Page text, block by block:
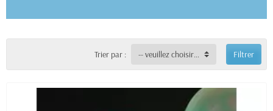
Trier par : -- veuillez choisir -- Filtrer